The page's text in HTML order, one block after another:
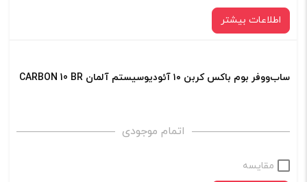
اطلاعات بیشتر
ساب‌ووفر بوم باکس کربن ۱۰ آئودیوسیستم آلمان CARBON 10 BR
اتمام موجودی
مقایسه